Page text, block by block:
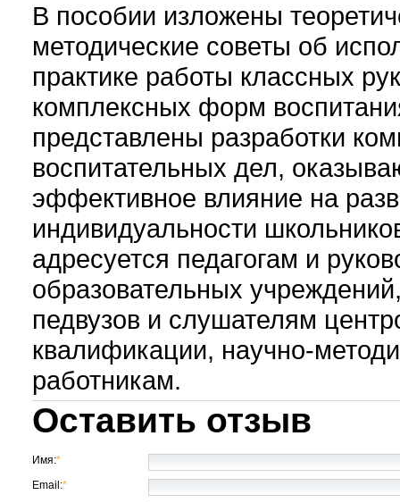
В пособии изложены
методические советы об
практике работы классных
комплексных форм
представлены разработки
воспитательных дел,
эффективное влияние на
индивидуальности
адресуется педагогам и
образовательных
педвузов и слушателям
квалификации, научно-
работникам.
Оставить отзыв
Имя:*
Email:*